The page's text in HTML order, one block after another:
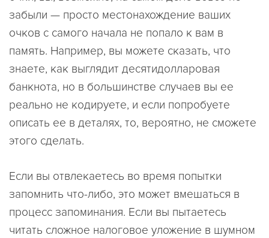
забыли — просто местонахождение ваших
очков с самого начала не попало к вам в
память. Например, вы можете сказать, что
знаете, как выглядит десятидолларовая
банкнота, но в большинстве случаев вы ее
реально не кодируете, и если попробуете
описать ее в деталях, то, вероятно, не сможете
этого сделать.
Если вы отвлекаетесь во время попытки
запомнить что-либо, это может вмешаться в
процесс запоминания. Если вы пытаетесь
читать сложное налоговое уложение в шумном